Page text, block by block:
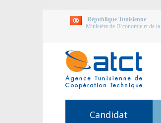
République Tunisienne
Ministère de l'Economie et de
Candidat